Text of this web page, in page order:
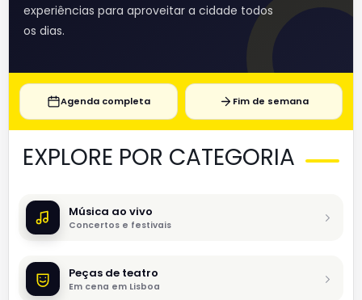
experiências para aproveitar a cidade todos
os dias.
Agenda completa Fim de semana
EXPLORE POR CATEGORIA
Música ao vivo
Concertos e festivais
Peças de teatro
Em cena em Lisboa